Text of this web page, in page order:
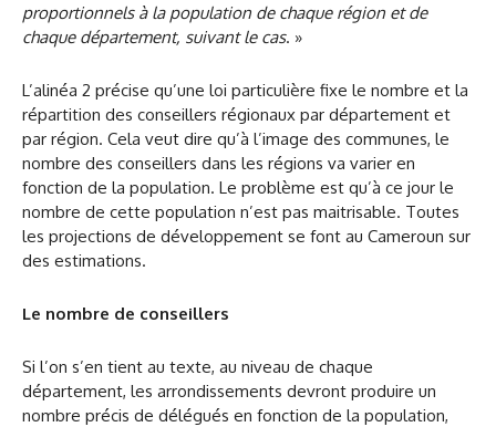
proportionnels à la population de chaque région et de
chaque département, suivant le cas. »
L’alinéa 2 précise qu’une loi particulière fixe le nombre et la
répartition des conseillers régionaux par département et
par région. Cela veut dire qu’à l’image des communes, le
nombre des conseillers dans les régions va varier en
fonction de la population. Le problème est qu’à ce jour le
nombre de cette population n’est pas maitrisable. Toutes
les projections de développement se font au Cameroun sur
des estimations.
Le nombre de conseillers
Si l’on s’en tient au texte, au niveau de chaque
département, les arrondissements devront produire un
nombre précis de délégués en fonction de la population,